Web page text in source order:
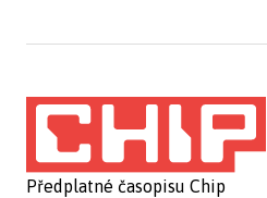
Předplatné časopisu Chip